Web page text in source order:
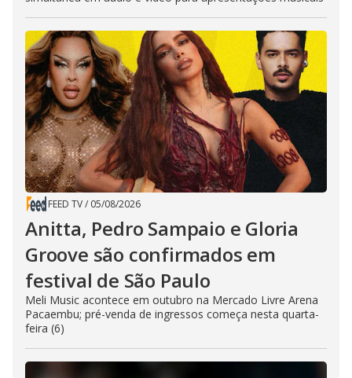
FEED TV/ 05/08/2026
Anitta, Pedro Sampaio e Gloria
Groove são confirmados em
festival de São Paulo
Meli Music acontece em outubro na Mercado Livre Arena
Pacaembu; pré-venda de ingressos começa nesta quarta-
feira (6)